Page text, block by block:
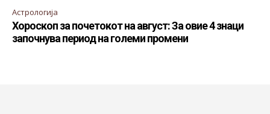
Астрологија
Хороскоп за почетокот на август: За овие 4 знаци
започнува период на големи промени